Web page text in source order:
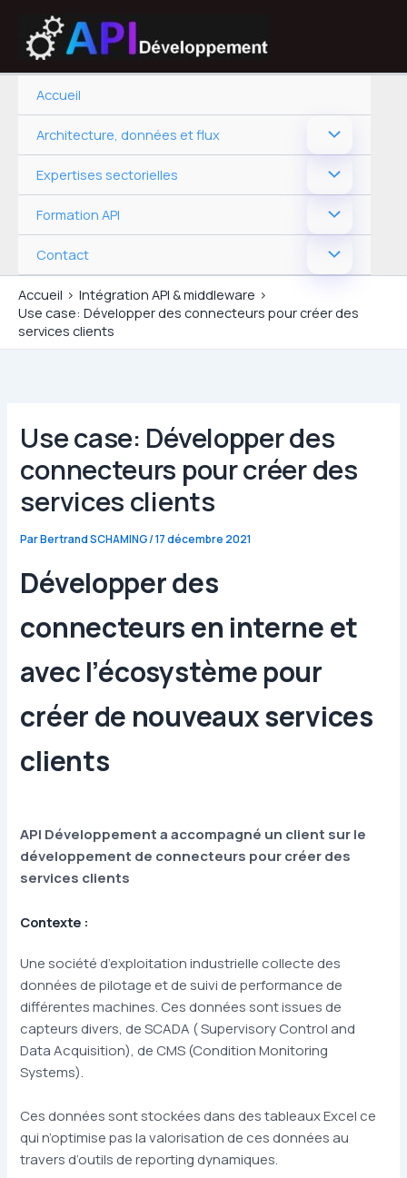
contenu
Accueil
Architecture, données et flux
Expertises sectorielles
Formation API
Contact
Accueil
Intégration API & middleware
Use case: Développer des connecteurs pour créer des
services clients
Use case: Développer des
connecteurs pour créer des
services clients
ParBertrand SCHAMING/17 décembre 2021
Développer des
connecteurs en interne et
avec l’écosystème pour
créer de nouveaux services
clients
API Développement a accompagné un client sur le
développement de connecteurs pour créer des
services clients
Contexte :
Une société d’exploitation industrielle collecte des
données de pilotage et de suivi de performance de
différentes machines. Ces données sont issues de
capteurs divers, deSCADA ( Supervisory Control and
Data Acquisition), de CMS (Condition Monitoring
Systems).
Ces données sont stockées dans des tableaux Excel ce
qui n’optimise pas la valorisation de ces données au
travers d’outils de reporting dynamiques.